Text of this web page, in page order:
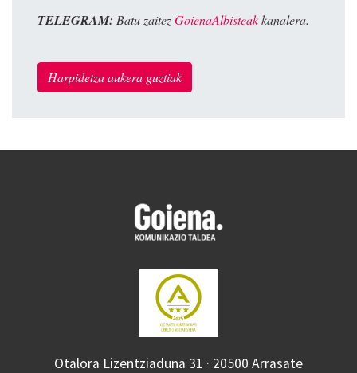
TELEGRAM: Batu zaitezGoienaAlbisteakkanalera.
Harpidetza aukera guztiak
Otalora Lizentziaduna 31 · 20500 Arrasate